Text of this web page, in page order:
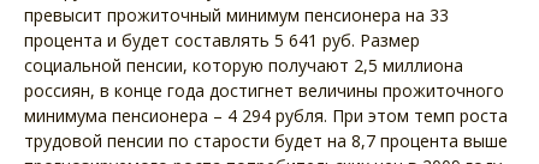
превысит прожиточный минимум пенсионера на 33
процента и будет составлять 5 641 руб. Размер
социальной пенсии, которую получают 2,5 миллиона
россиян, в конце года достигнет величины прожиточного
минимума пенсионера – 4 294 рубля. При этом темп роста
трудовой пенсии по старости будет на 8,7 процента выше